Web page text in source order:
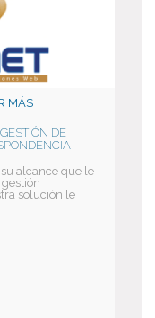
MÁS
GESTIÓN DE
alcance que le
solución le